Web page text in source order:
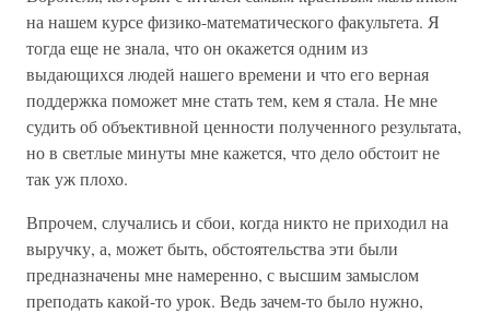
на нашем курсе физико-математического факультета. Я
тогда еще не знала, что он окажется одним из
выдающихся людей нашего времени и что его верная
поддержка поможет мне стать тем, кем я стала. Не мне
судить об объективной ценности полученного результата,
но в светлые минуты мне кажется, что дело обстоит не
так уж плохо.
Впрочем, случались и сбои, когда никто не приходил на
выручку, а, может быть, обстоятельства эти были
предназначены мне намеренно, с высшим замыслом
преподать какой-то урок. Ведь зачем-то было нужно,